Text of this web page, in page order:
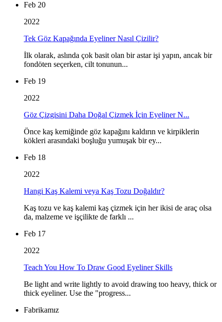
Feb 20
2022
Tek Göz Kapağında Eyeliner Nasıl Çizilir?
İlk olarak, aslında çok basit olan bir astar işi yapın, ancak bir
fondöten seçerken, cilt tonunun...
Feb 19
2022
Göz Çizgisini Daha Doğal Çizmek İçin Eyeliner N...
Önce kaş kemiğinde göz kapağını kaldırın ve kirpiklerin
kökleri arasındaki boşluğu yumuşak bir ey...
Feb 18
2022
Hangi Kaş Kalemi veya Kaş Tozu Doğaldır?
Kaş tozu ve kaş kalemi kaş çizmek için her ikisi de araç olsa
da, malzeme ve işçilikte de farklı ...
Feb 17
2022
Teach You How To Draw Good Eyeliner Skills
Be light and write lightly to avoid drawing too heavy, thick or
thick eyeliner. Use the "progress...
Fabrikamız